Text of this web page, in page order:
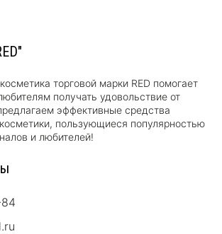
торговой марки RED помогает
получать удовольствие от
эффективные средства
пользующиеся популярностью
и любителей!